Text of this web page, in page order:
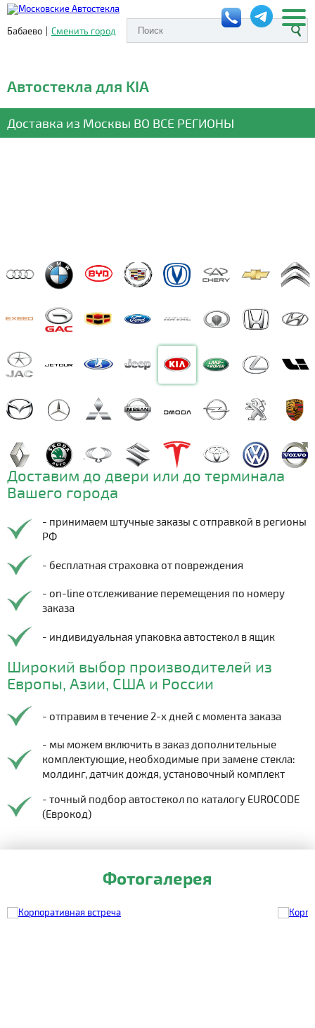
Бабаево | Сменить город
Автостекла для KIA
Доставка из Москвы ВО ВСЕ РЕГИОНЫ
Доставим до двери или до терминала
Вашего города
- принимаем штучные заказы с отправкой в регионы
РФ
- бесплатная страховка от повреждения
- on-line отслеживание перемещения по номеру
заказа
- индивидуальная упаковка автостекол в ящик
Широкий выбор производителей из
Европы, Азии, США и России
- отправим в течение 2-х дней с момента заказа
- мы можем включить в заказ дополнительные
комплектующие, необходимые при замене стекла:
молдинг, датчик дождя, установочный комплект
- точный подбор автостекол по каталогу EUROCODE
(Еврокод)
Фотогалерея